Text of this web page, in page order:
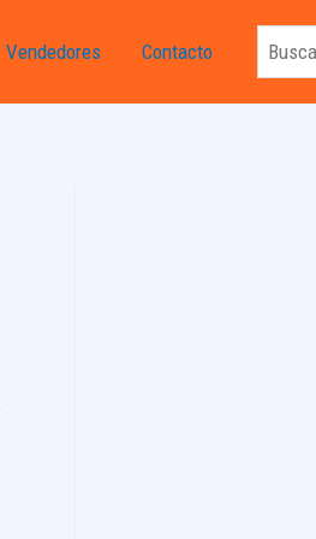
Vendedores Contacto